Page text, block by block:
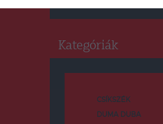
Kategóriák
CSÍKSZÉK
DUMA DUBA